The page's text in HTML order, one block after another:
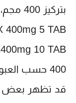
400 حسب